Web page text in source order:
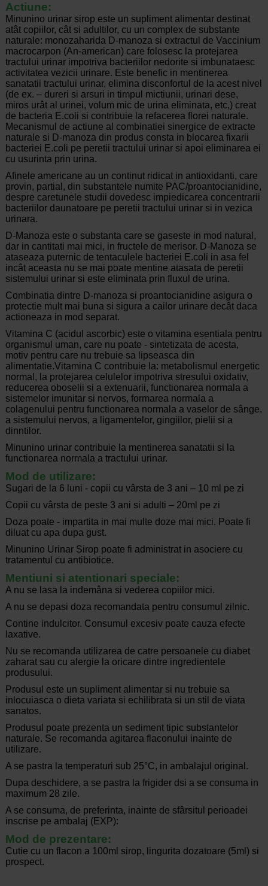
Act­iune:
Minunino urinar sirop este un supliment alimentar destinat
atât copiilor, cât si adultilor, cu un complex de substante
naturale: monozaharida D-manoza si extractul de Vaccinium
macrocarpon (An-american) care folosesc la protejarea
tractului urinar impotriva bacteriilor nedorite si imbunataesc
activitatea vezicii urinare. Este benefic in mentinerea
sanatatii tractului urinar, elimina disconfortul de la acest nivel
(de ex. – dureri si arsuri in timpul mictiunii, urinari dese,
miros urât al urinei, volum mic de urina eliminata, etc,) creat
de bacteria E.coli si contribuie la refacerea florei naturale.
Mecanismul de actiune al combinatiei sinergice de extracte
naturale si D-manoza din produs consta in blocarea fixarii
bacteriei E.coli pe peretii tractului urinar si apoi eliminarea ei
cu usurinta prin urina.
Afinele americane au un continut ridicat in antioxidanti, care
provin, partial, din substantele numite PAC/proantocianidine,
despre caretunele studii dovedesc impiedicarea concentrarii
bacteriilor daunatoare pe peretii tractului urinar si in vezica
urinara.
D-Manoza este o substanta care se gaseste in mod natural,
dar in cantitati mai mici, in fructele de merisor. D-Manoza se
ataseaza puternic de tentaculele bacteriei E.coli in asa fel
incât aceasta nu se mai poate mentine atasata de peretii
sistemului urinar si este eliminata prin fluxul de urina.
Combinatia dintre D-manoza si proantocianidine asigura o
protectie mult mai buna si sigura a cailor urinare decât daca
actioneaza in mod separat.
Vitamina C (acidul ascorbic) este o vitamina esentiala pentru
organismul uman, care nu poate ‑ sintetizata de acesta,
motiv pentru care nu trebuie sa lipseasca din
alimentatie.Vitamina C contribuie la: metabolismul energetic
normal, la protejarea celulelor impotriva stresului oxidativ,
reducerea oboselii si a extenuarii, functionarea normala a
sistemelor imunitar si nervos, formarea normala a
colagenului pentru functionarea normala a vaselor de sânge,
a sistemului nervos, a ligamentelor, gingiilor, pielii si a
dinntilor.
Minunino urinar contribuie la mentinerea sanatatii si la
functionarea normala a tractului urinar.
Mod de utilizare:
Sugari de la 6 luni - copii cu vârsta de 3 ani – 10 ml pe zi
Copii cu vârsta de peste 3 ani si adulti – 20ml pe zi
Doza poate ‑ impartita in mai multe doze mai mici. Poate fi
diluat cu apa dupa gust.
Minunino Urinar Sirop poate fi administrat in asociere cu
tratamentul cu antibiotice.
Ment­iuni si atent­ionari speciale:
A nu se lasa la indemâna si vederea copiilor mici.
A nu se depasi doza recomandata pentru consumul zilnic.
Contine indulcitor. Consumul excesiv poate cauza efecte
laxative.
Nu se recomanda utilizarea de catre persoanele cu diabet
zaharat sau cu alergie la oricare dintre ingredientele
produsului.
Produsul este un supliment alimentar si nu trebuie sa
inlocuiasca o dieta variata si echilibrata si un stil de viata
sanatos.
Produsul poate prezenta un sediment tipic substantelor
naturale. Se recomanda agitarea flaconului inainte de
utilizare.
A se pastra la temperaturi sub 25°C, in ambalajul original.
Dupa deschidere, a se pastra la frigider dsi a se consuma in
maximum 28 zile.
A se consuma, de preferinta, inainte de sfârsitul perioadei
inscrise pe ambalaj (EXP):
Mod de prezentare:
Cutie cu un flacon a 100ml sirop, lingurita dozatoare (5ml) si
prospect.